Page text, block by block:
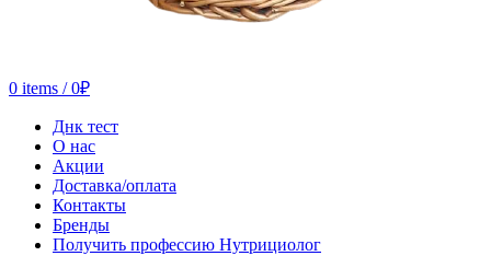
0 items / 0₽
Днк тест
О нас
Акции
Доставка/оплата
Контакты
Бренды
Получить профессию Нутрициолог